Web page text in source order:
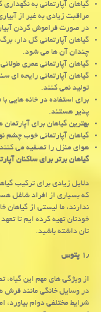
گیاهان آپارتمانی به نگهداری
مراقبت زیادی به غیر از
در صورت فراموش کردن
گیاهان آپارتمانی گل دار،
چندان آن ها می شود.
گیاهان آپارتمانی عمری
گیاهان آپارتمانی رایحه
تولید نمی کنند.
برای استفاده در خانه هایی
پذیر هستند.
بهترین گیاهان برای
گیاهان آپارتمانی خوب چشم
هوای منزل را تصفیه می کنند
گیاهان برتر برای ساکنان
دلایل زیادی برای ترکیب
که بسیاری از افراد شاغل
ندارند، ما لیستی از گیاهان
خودتان تهیه کرده ایم تا
تان داشته باشید.
۱٫ پتوس
از ویژگی های مهم این گیاه،
در وسایل خانگی مانند فرش
شرایط مختلفی دوام بیاورد،